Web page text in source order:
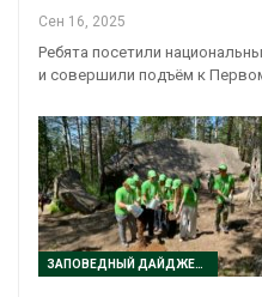
Сен 16, 2025
Ребята посетили
и совершили подъём к
ЗАПОВЕДНЫЙ ДАЙДЖЕСТ